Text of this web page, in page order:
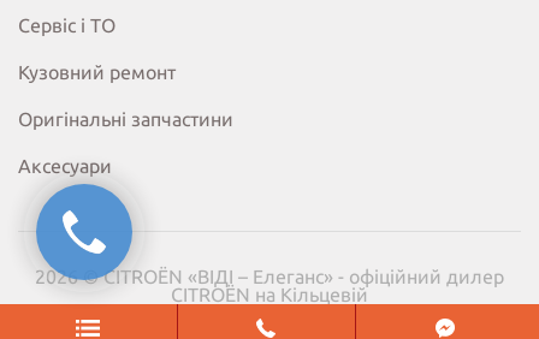
Сервіс і ТО
Кузовний ремонт
Оригінальні запчастини
Аксесуари
2026 © CITROËN «ВІДІ – Елеганс» - офіційний дилер
CITROËN на Кільцевій